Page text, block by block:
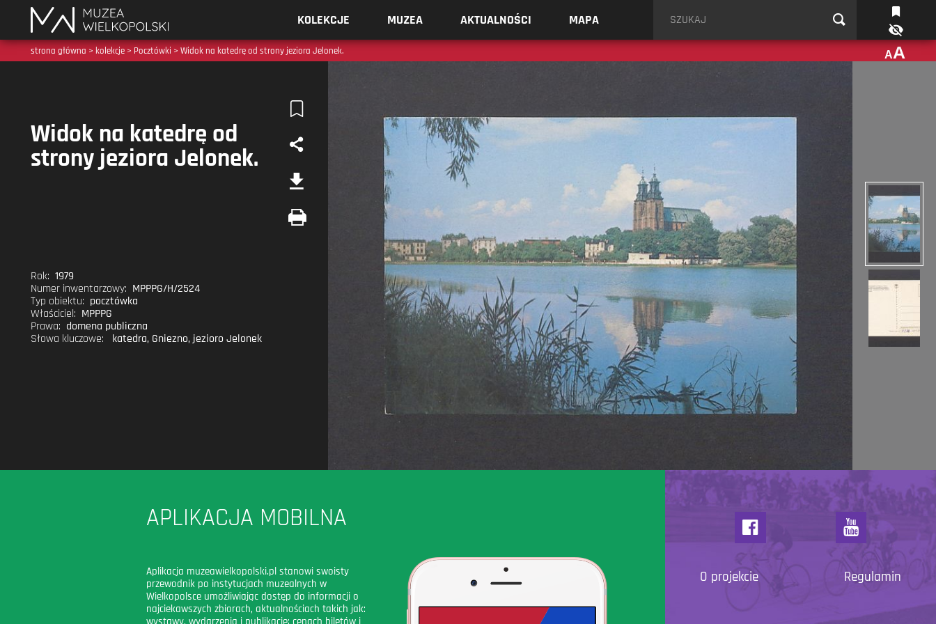
Muzea
Wielkopolski
KOLEKCJE MUZEA AKTUALNOŚCI MAPA Szukaj
strona główna > kolekcje > Pocztówki > Widok na katedrę od strony jeziora Jelonek. AA
Widok na katedrę od
strony jeziora Jelonek.
Rok: 1979
Numer inwentarzowy: MPPPG/H/2524
Typ obiektu: pocztówka
Właściciel: MPPPG
Prawa: domena publiczna
Słowa kluczowe:
katedra, Gniezno,jezioro Jelonek
APLIKACJA MOBILNA
Aplikacja muzeawielkopolski.pl stanowi swoisty
przewodnik po instytucjach muzealnych w
Wielkopolsce umożliwiając dostęp do informacji o
najciekawszych zbiorach, aktualnościach takich jak:
O projekcie Regulamin